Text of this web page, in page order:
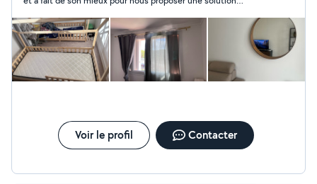
professionnelle. 🙂
Voir le profil Contacter